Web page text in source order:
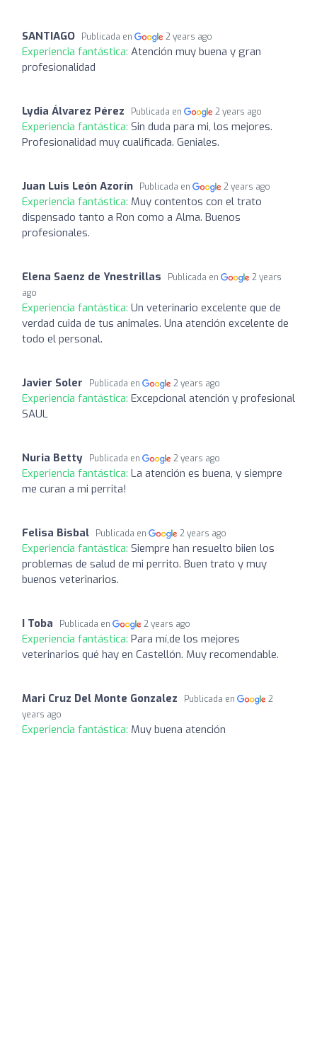
SANTIAGO Publicada en 2 years ago
Experiencia fantástica: Atención muy buena y gran
profesionalidad
Lydia Álvarez Pérez Publicada en 2 years ago
Experiencia fantástica: Sin duda para mi, los mejores.
Profesionalidad muy cualificada. Geniales.
Juan Luis León Azorín Publicada en 2 years ago
Experiencia fantástica: Muy contentos con el trato
dispensado tanto a Ron como a Alma. Buenos
profesionales.
Elena Saenz de Ynestrillas Publicada en
2 years
ago
Experiencia fantástica: Un veterinario excelente que de
verdad cuida de tus animales. Una atención excelente de
todo el personal.
Javier Soler Publicada en 2 years ago
Experiencia fantástica: Excepcional atención y profesional
SAUL
Nuria Betty Publicada en 2 years ago
Experiencia fantástica: La atención es buena, y siempre
me curan a mi perrita!
Felisa Bisbal Publicada en 2 years ago
Experiencia fantástica: Siempre han resuelto biien los
problemas de salud de mi perrito. Buen trato y muy
buenos veterinarios.
I Toba Publicada en 2 years ago
Experiencia fantástica: Para mí,de los mejores
veterinarios qué hay en Castellón. Muy recomendable.
Mari Cruz Del Monte Gonzalez Publicada en
2
years ago
Experiencia fantástica: Muy buena atención